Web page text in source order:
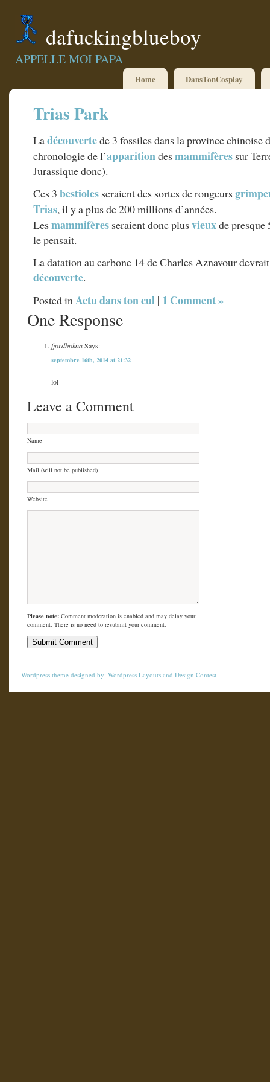
dafuckingblueboy
APPELLE MOI PAPA
Home DansTonCosplay
Trias Park
Ladécouvertede 3 fossiles dans la province chinoise
chronologie de l’apparitiondesmammifères sur
Jurassique donc).
Ces 3 bestioles seraient des sortes de rongeurs
Trias, il y a plus de 200 millions d’années.
Lesmammifères seraient donc plusvieuxde presque
le pensait.
La datation au carbone 14 de Charles Aznavour
découverte.
Posted in Actu dans ton cul| 1 Comment »
One Response
fjordboknaSays:
septembre 16th, 2014 at 21:32
lol
Leave a Comment
Name
Mail (will not be published)
Website
Please note: Comment moderation is enabled and may delay your
comment. There is no need to resubmit your comment.
Wordpress theme designed by: Wordpress Layouts and Design Contest